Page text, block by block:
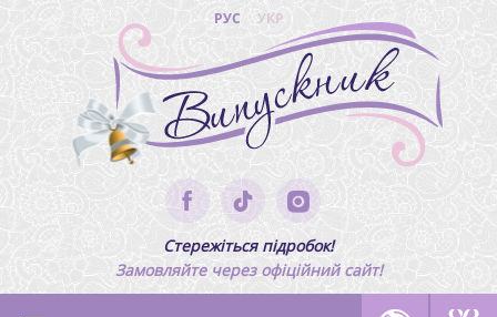
РУС УКР
Стережіться підробок!
Замовляйте через офіційний сайт!